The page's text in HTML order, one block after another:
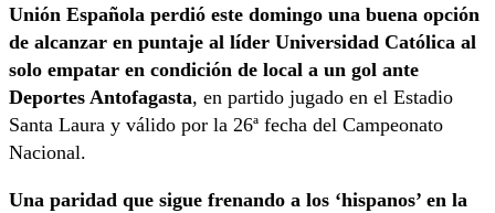
Unión Española perdió este domingo una buena opción
de alcanzar en puntaje al líder Universidad Católica al
solo empatar en condición de local a un gol ante
Deportes Antofagasta, en partido jugado en el Estadio
Santa Laura y válido por la 26ª fecha del Campeonato
Nacional.
Una paridad que sigue frenando a los ‘hispanos’ en la